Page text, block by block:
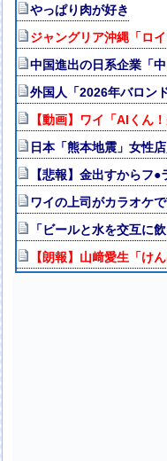
やっぱり肉が好き
ジャングリア沖縄「ロ
中国進出の日系企業「
外国人「2026年バロン
【動画】ワイ「AIくん
日本「熊本地震」女性
【悲報】金出すからフ
ワイの上司がカラオケ
「ビールと水を交互に
【朗報】山﨑愛生「け